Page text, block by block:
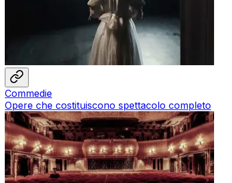
Commedie
Opere che costituiscono spettacolo completo